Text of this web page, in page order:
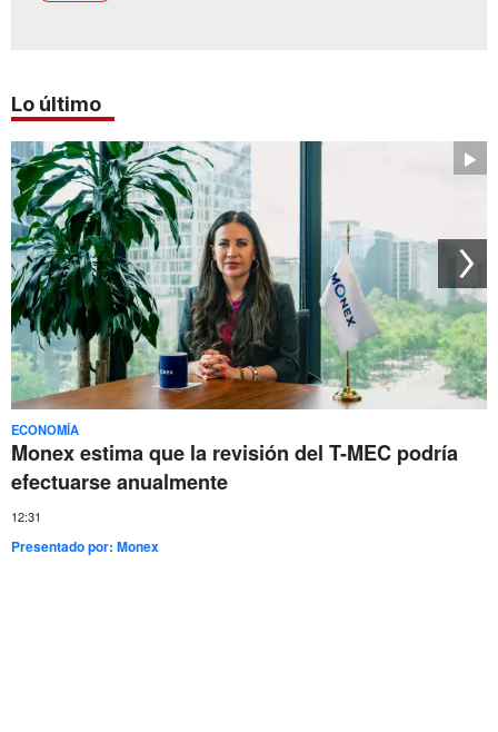
Lo último
ECONOMÍA
Monex estima que la revisión del T-MEC podría
efectuarse anualmente
12:31
Presentado por:Monex